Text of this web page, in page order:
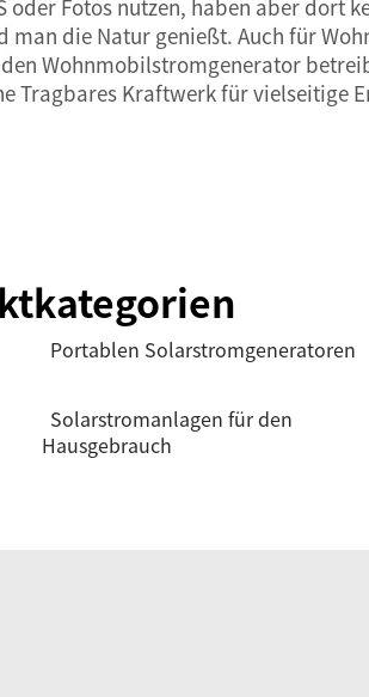
oder Fotos nutzen, haben aber
man die Natur genießt. Auch für
Wohnmobilstromgenerator
Tragbares Kraftwerkfür vielseitige
Portablen Solarstromgeneratoren
Solarstromanlagen für den
Hausgebrauch